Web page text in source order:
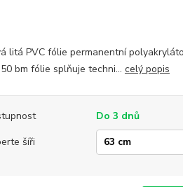
litá PVC fólie permanentní
bm fólie splňuje techni... celý popis
Do 3 dnů
šíři